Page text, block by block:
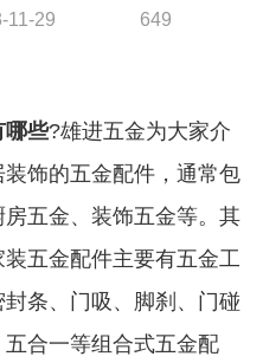
11-29 649
哪些?雄进五金为大家介
饰的五金配件，通常包
五金、装饰五金等。其
五金配件主要有五金工
条、门吸、脚刹、门碰
合一等组合式五金配